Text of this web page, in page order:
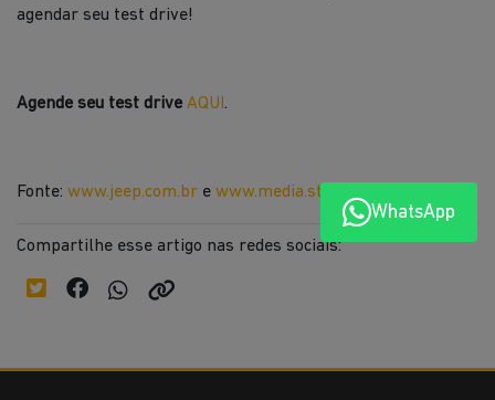
agendar seu test drive!
Agende seu test drive AQUI .
Fonte: www.jeep.com.br e www.media.stellantis.com/br-pt
Compartilhe esse artigo nas redes sociais:
WhatsApp